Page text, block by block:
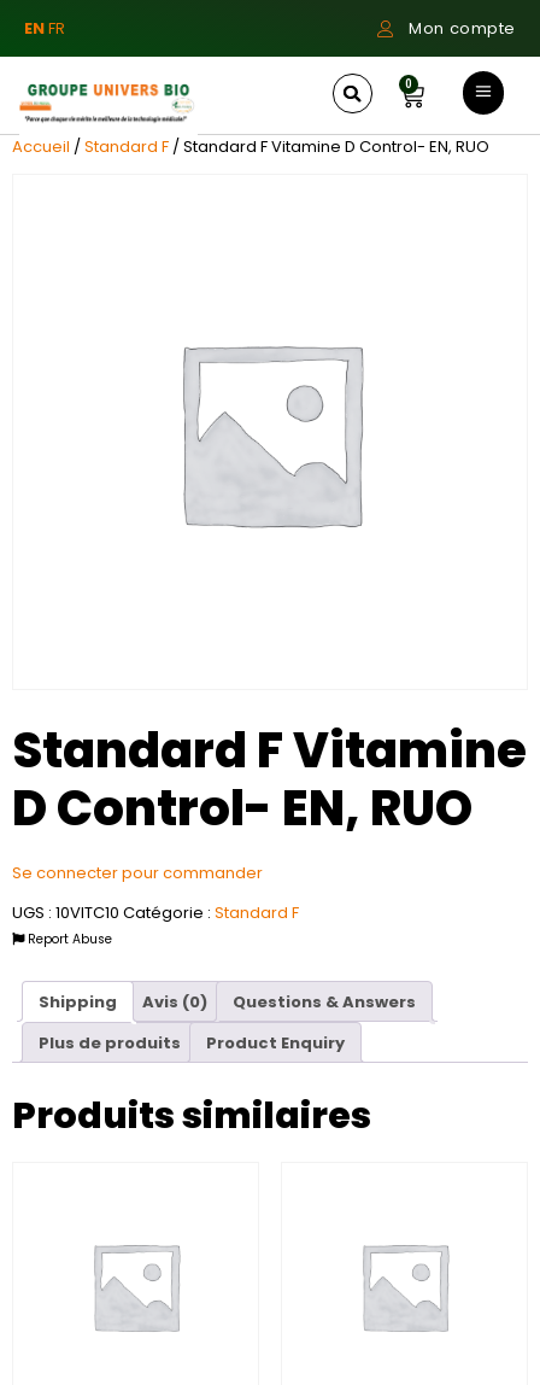
ENFR Mon compte
0
Accueil /Standard F / Standard F Vitamine D Control- EN, RUO
Standard F Vitamine
D Control- EN, RUO
Se connecter pour commander
UGS : 10VITC10 Catégorie : Standard F
Report Abuse
Shipping Avis (0)
Questions & Answers
Plus de produits
Product Enquiry
Produits similaires